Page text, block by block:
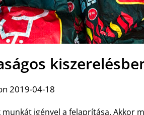
2019-04-18
igényel a felaprítása. Akkor